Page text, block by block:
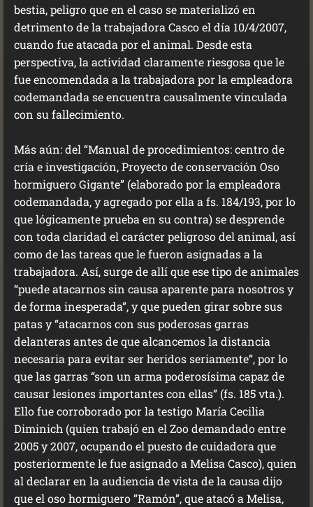
bestia, peligro que en el caso se materializó en
detrimento de la trabajadora Casco el día 10/4/2007,
cuando fue atacada por el animal. Desde esta
perspectiva, la actividad claramente riesgosa que le
fue encomendada a la trabajadora por la empleadora
codemandada se encuentra causalmente vinculada
con su fallecimiento.
Más aún: del “Manual de procedimientos: centro de
cría e investigación, Proyecto de conservación Oso
hormiguero Gigante” (elaborado por la empleadora
codemandada, y agregado por ella a fs. 184/193, por lo
que lógicamente prueba en su contra) se desprende
con toda claridad el carácter peligroso del animal, así
como de las tareas que le fueron asignadas a la
trabajadora. Así, surge de allí que ese tipo de animales
“puede atacarnos sin causa aparente para nosotros y
de forma inesperada”, y que pueden girar sobre sus
patas y “atacarnos con sus poderosas garras
delanteras antes de que alcancemos la distancia
necesaria para evitar ser heridos seriamente”, por lo
que las garras “son un arma poderosísima capaz de
causar lesiones importantes con ellas” (fs. 185 vta.).
Ello fue corroborado por la testigo María Cecilia
Diminich (quien trabajó en el Zoo demandado entre
2005 y 2007, ocupando el puesto de cuidadora que
posteriormente le fue asignado a Melisa Casco), quien
al declarar en la audiencia de vista de la causa dijo
que el oso hormiguero “Ramón”, que atacó a Melisa,